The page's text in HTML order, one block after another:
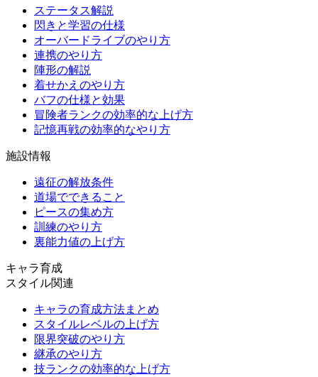
ステータス解説
閃きと学習の仕様
オーバードライブのやり方
連携のやり方
陣形の解説
着せかえのやり方
バフの仕様と効果
冒険者ランクの効率的な上げ方
記憶再戦の効率的なやり方
施設情報
遠征の解放条件
道場でできること
ピースの集め方
訓練のやり方
裏能力値の上げ方
キャラ育成
スタイル関連
キャラの育成方法まとめ
スタイルレベルの上げ方
限界突破のやり方
継承のやり方
技ランクの効率的な上げ方